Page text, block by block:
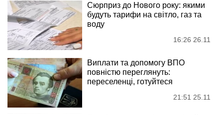
Сюрприз до Нового року: якими
будуть тарифи на світло, газ та
воду
16:26 26.11
Виплати та допомогу ВПО
повністю переглянуть:
переселенці, готуйтеся
21:51 25.11